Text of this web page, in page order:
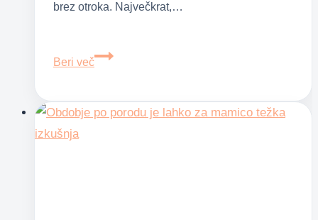
brez otroka. Največkrat,…
Beri več
Tri